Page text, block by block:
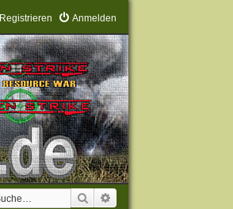
Anmelden
Registrieren
Suche